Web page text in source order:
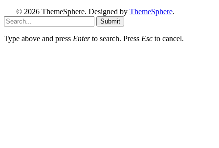
© 2026 ThemeSphere. Designed by ThemeSphere.
Submit
Type above and press Enterto search. Press Esc to cancel.